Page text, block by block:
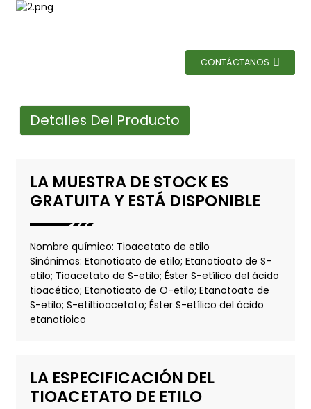
CONTÁCTANOS
Detalles Del Producto
LA MUESTRA DE STOCK ES
GRATUITA Y ESTÁ DISPONIBLE
Nombre químico: Tioacetato de etilo
Sinónimos: Etanotioato de etilo; Etanotioato de S-
etilo; Tioacetato de S-etilo; Éster S-etílico del ácido
tioacético; Etanotioato de O-etilo; Etanotoato de
S-etilo; S-etiltioacetato; Éster S-etílico del ácido
etanotioico
LA ESPECIFICACIÓN DEL
TIOACETATO DE ETILO